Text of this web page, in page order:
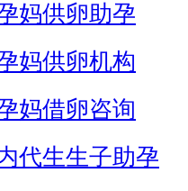
妈供卵助孕
妈供卵机构
妈借卵咨询
代生生子助孕